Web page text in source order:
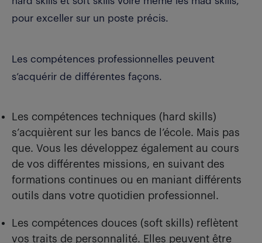
pour exceller sur un poste précis.
Les compétences professionnelles peuvent
s’acquérir de différentes façons.
Les compétences techniques (hard skills)
s’acquièrent sur les bancs de l’école. Mais pas
que. Vous les développez également au cours
de vos différentes missions, en suivant des
formations continues ou en maniant différents
outils dans votre quotidien professionnel.
Les compétences douces (soft skills) reflètent
vos traits de personnalité. Elles peuvent être